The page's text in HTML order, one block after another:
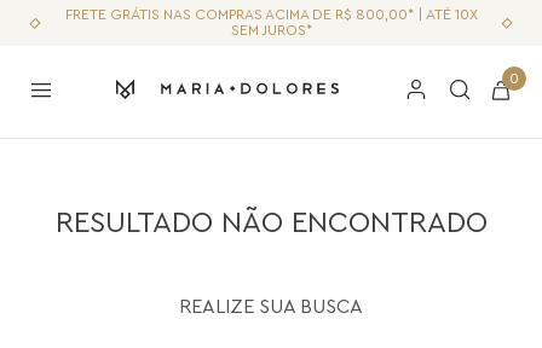
FRETE GRÁTIS NAS COMPRAS ACIMA DE R$ 800,00* | ATÉ 10X
SEM JUROS*
0
RESULTADO NÃO ENCONTRADO
REALIZE SUA BUSCA